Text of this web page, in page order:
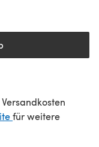
(öffnet sich in
für weitere